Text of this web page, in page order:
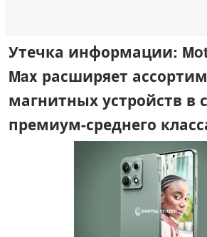
Утечка информации:
Max расширяет
магнитных устройств в
премиум-среднего